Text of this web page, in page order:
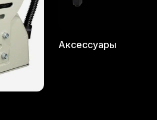
Аксессуары